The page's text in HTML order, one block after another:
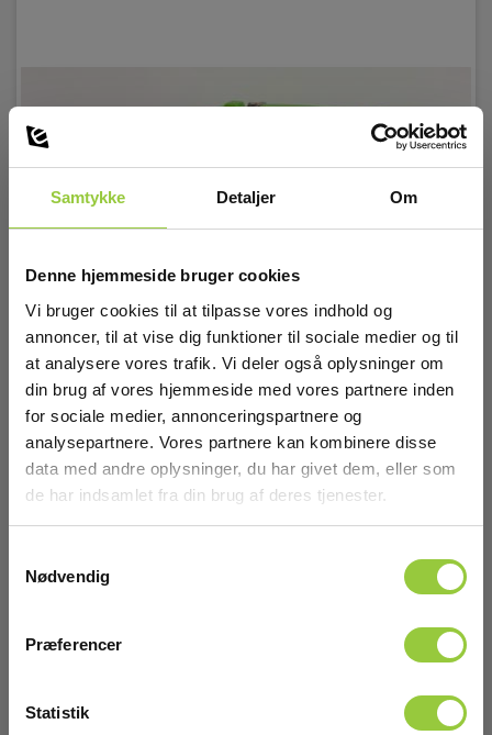
Samtykke Detaljer Om
Denne hjemmeside bruger cookies
Vi bruger cookies til at tilpasse vores indhold og
annoncer, til at vise dig funktioner til sociale medier og til
at analysere vores trafik. Vi deler også oplysninger om
din brug af vores hjemmeside med vores partnere inden
for sociale medier, annonceringspartnere og
analysepartnere. Vores partnere kan kombinere disse
data med andre oplysninger, du har givet dem, eller som
de har indsamlet fra din brug af deres tjenester.
Nødvendig
Præferencer
Statistik
Elma Laser R740 Combo rotationslaser manuel
fald sæt kuffert
EAN 5706445671045
5.425,00 DKK